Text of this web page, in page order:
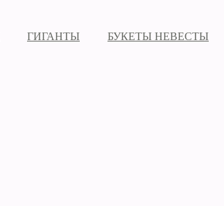
ГИГАНТЫ БУКЕТЫ НЕВЕСТЫ